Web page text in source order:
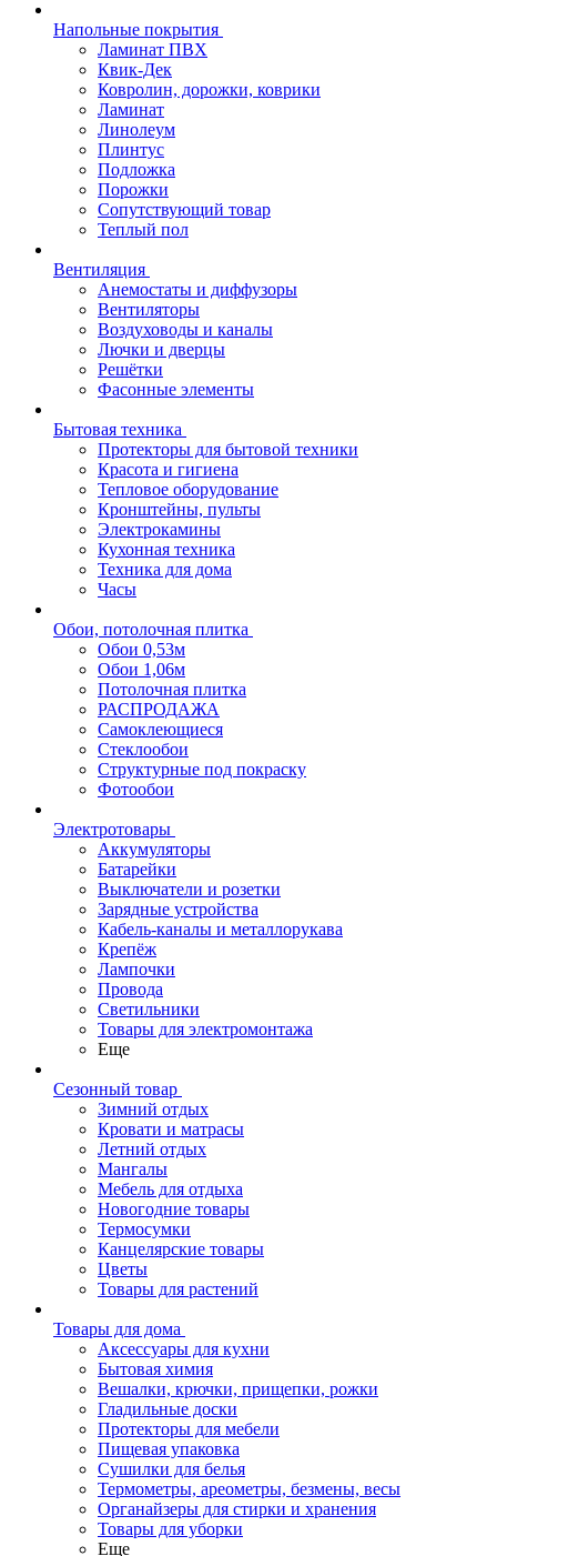
Напольные покрытия
Ламинат ПВХ
Квик-Дек
Ковролин, дорожки, коврики
Ламинат
Линолеум
Плинтус
Подложка
Порожки
Сопутствующий товар
Теплый пол
Вентиляция
Анемостаты и диффузоры
Вентиляторы
Воздуховоды и каналы
Лючки и дверцы
Решётки
Фасонные элементы
Бытовая техника
Протекторы для бытовой техники
Красота и гигиена
Тепловое оборудование
Кронштейны, пульты
Электрокамины
Кухонная техника
Техника для дома
Часы
Обои, потолочная плитка
Обои 0,53м
Обои 1,06м
Потолочная плитка
РАСПРОДАЖА
Самоклеющиеся
Стеклообои
Структурные под покраску
Фотообои
Электротовары
Аккумуляторы
Батарейки
Выключатели и розетки
Зарядные устройства
Кабель-каналы и металлорукава
Крепёж
Лампочки
Провода
Светильники
Товары для электромонтажа
Еще
Сезонный товар
Зимний отдых
Кровати и матрасы
Летний отдых
Мангалы
Мебель для отдыха
Новогодние товары
Термосумки
Канцелярские товары
Цветы
Товары для растений
Товары для дома
Аксессуары для кухни
Бытовая химия
Вешалки, крючки, прищепки, рожки
Гладильные доски
Протекторы для мебели
Пищевая упаковка
Сушилки для белья
Термометры, ареометры, безмены, весы
Органайзеры для стирки и хранения
Товары для уборки
Еще